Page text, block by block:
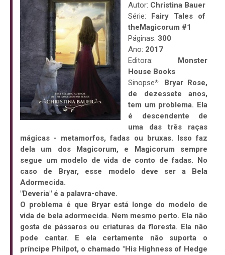
Autor: Christina Bauer
Série:
Fairy Tales of
theMagicorum #1
Páginas: 300
Ano: 2017
Editora:
Monster
House Books
Sinopse*:
Bryar Rose,
de dezessete anos,
tem um problema. Ela
é descendente de
uma das três raças
mágicas - metamorfos, fadas ou bruxas. Isso faz
dela um dos Magicorum, e Magicorum sempre
segue um modelo de vida de conto de fadas. No
caso de Bryar, esse modelo deve ser a Bela
Adormecida.
"Deveria" é a palavra-chave.
O problema é que Bryar está longe do modelo de
vida de bela adormecida. Nem mesmo perto. Ela não
gosta de pássaros ou criaturas da floresta. Ela não
pode cantar. E ela certamente não suporta o
príncipe Philpot, o chamado "His Highness of Hedge